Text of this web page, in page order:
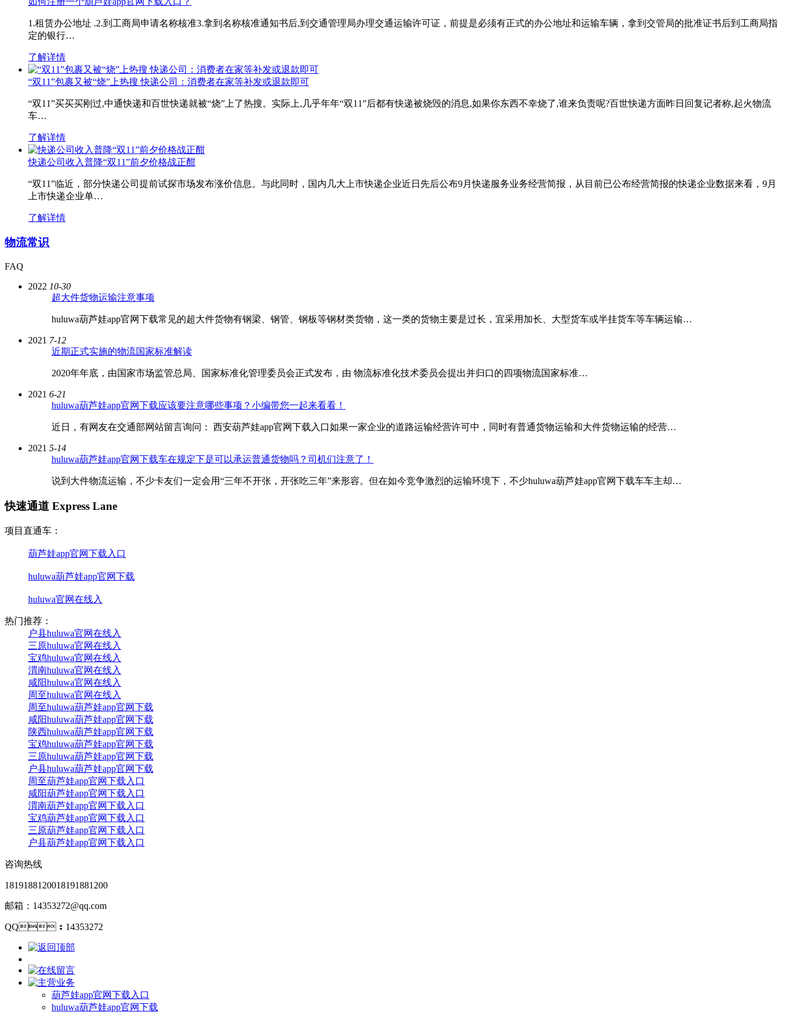
1.租赁办公地址 .2.到工商局申请名称核准3.拿到名称核准通知书后,到交通管理局办理交通运输许可证，前提是必须有正式的办公地址和运输车辆，拿到交管局的批准证书后到工商局指
定的银行…
了解详情
“双11”包裹又被“烧”上热搜 快递公司：消费者在家等补发或退款即可
“双11”买买买刚过,中通快递和百世快递就被“烧”上了热搜。实际上,几乎年年“双11”后都有快递被烧毁的消息,如果你东西不幸烧了,谁来负责呢?百世快递方面昨日回复记者称,起火物流
车…
了解详情
快递公司收入普降“双11”前夕价格战正酣
“双11”临近，部分快递公司提前试探市场发布涨价信息。与此同时，国内几大上市快递企业近日先后公布9月快递服务业务经营简报，从目前已公布经营简报的快递企业数据来看，9月
上市快递企业单…
了解详情
物流常识
FAQ
2022 10-30
超大件货物运输注意事项
huluwa葫芦娃app官网下载常见的超大件货物有钢梁、钢管、钢板等钢材类货物，这一类的货物主要是过长，宜采用加长、大型货车或半挂货车等车辆运输…
2021 7-12
近期正式实施的物流国家标准解读
2020年年底，由国家市场监管总局、国家标准化管理委员会正式发布，由 物流标准化技术委员会提出并归口的四项物流国家标准…
2021 6-21
huluwa葫芦娃app官网下载应该要注意哪些事项？小编带您一起来看看！
近日，有网友在交通部网站留言询问： 西安葫芦娃app官网下载入口如果一家企业的道路运输经营许可中，同时有普通货物运输和大件货物运输的经营…
2021 5-14
huluwa葫芦娃app官网下载车在规定下是可以承运普通货物吗？司机们注意了！
说到大件物流运输，不少卡友们一定会用“三年不开张，开张吃三年”来形容。但在如今竞争激烈的运输环境下，不少huluwa葫芦娃app官网下载车车主却…
快速通道 Express Lane
项目直通车：
葫芦娃app官网下载入口
huluwa葫芦娃app官网下载
huluwa官网在线入
热门推荐：
户县huluwa官网在线入
三原huluwa官网在线入
宝鸡huluwa官网在线入
渭南huluwa官网在线入
咸阳huluwa官网在线入
周至huluwa官网在线入
周至huluwa葫芦娃app官网下载
咸阳huluwa葫芦娃app官网下载
陕西huluwa葫芦娃app官网下载
宝鸡huluwa葫芦娃app官网下载
三原huluwa葫芦娃app官网下载
户县huluwa葫芦娃app官网下载
周至葫芦娃app官网下载入口
咸阳葫芦娃app官网下载入口
渭南葫芦娃app官网下载入口
宝鸡葫芦娃app官网下载入口
三原葫芦娃app官网下载入口
户县葫芦娃app官网下载入口
咨询热线
1819188120018191881200
邮箱：14353272@qq.com
QQ：14353272
葫芦娃app官网下载入口
huluwa葫芦娃app官网下载